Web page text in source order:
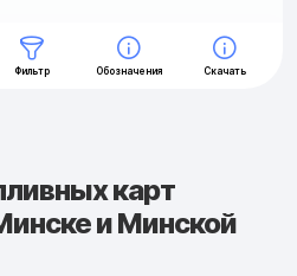
карт
и Минской